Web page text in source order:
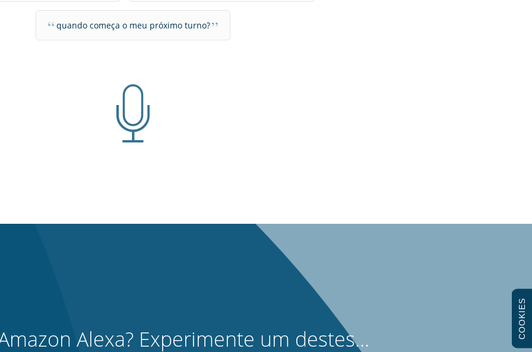
“ quando começa o meu próximo turno?”
Alexa? Experimente um destes...
COOKIES